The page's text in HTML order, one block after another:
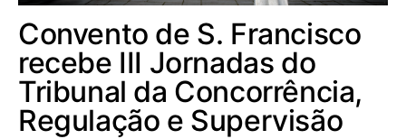
Convento de S. Francisco
recebe III Jornadas do
Tribunal da Concorrência,
Regulação e Supervisão